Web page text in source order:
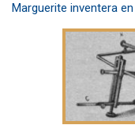
Marguerite inventera